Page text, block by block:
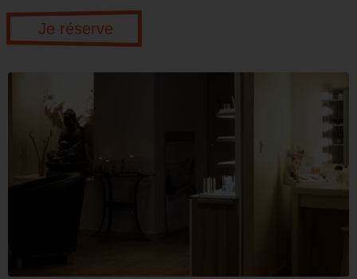
Je réserve